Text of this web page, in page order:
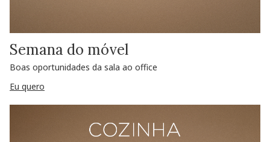
Semana do móvel
Boas oportunidades da sala ao office
Eu quero